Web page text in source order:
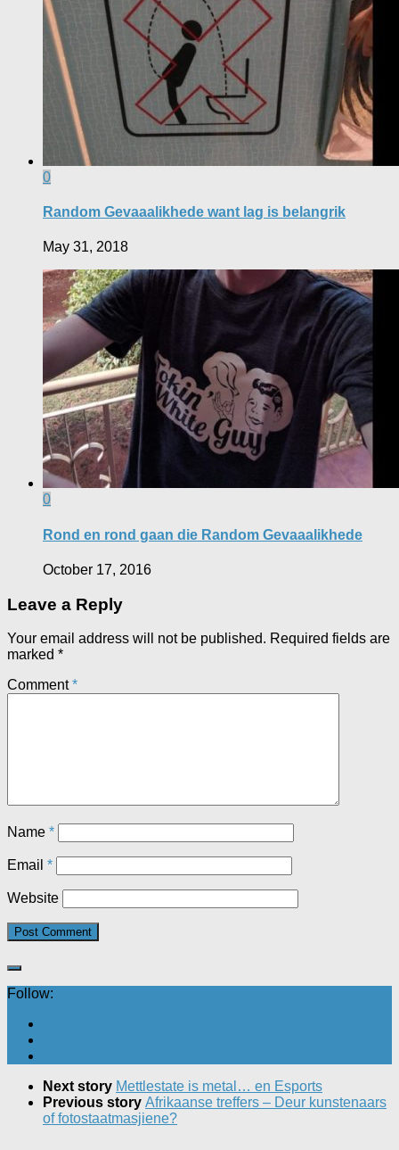
0
Random Gevaaalikhede want lag is belangrik
May 31, 2018
0
Rond en rond gaan die Random Gevaaalikhede
October 17, 2016
Leave a Reply
Your email address will not be published. Required fields are
marked *
Comment*
Name *
Email *
Website
Follow:
Next story Mettlestate is metal… en Esports
Previous story Afrikaanse treffers – Deur kunstenaars
of fotostaatmasjiene?